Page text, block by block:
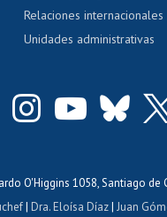
Relaciones internacionales
Unidades administrativas
O'Higgins 1058, Santiago de
| Dra. Eloísa Díaz| Juan